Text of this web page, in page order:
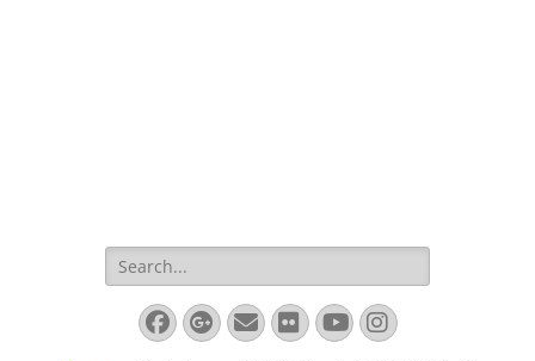
Search
for:
Facebook
Googleplus
EmailFlickrYouTube
Instagram